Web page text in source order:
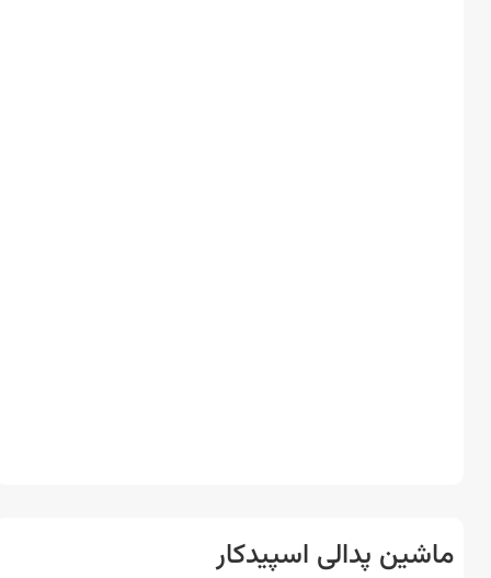
پدالی اسپیدکار